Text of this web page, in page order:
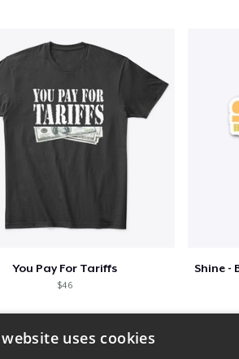
You Pay For Tariffs
$46
uses cookies